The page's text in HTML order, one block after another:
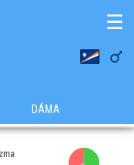

☰
DÁMA